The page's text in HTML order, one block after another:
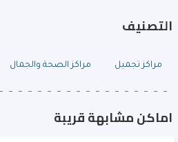
التصنيف
مراكز تجميل مراكز الصحة والجمال
اماكن مشابهة قريبة